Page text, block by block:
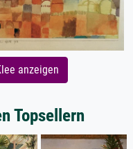
anzeigen
Topsellern